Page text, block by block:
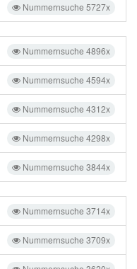
Nummernsuche 5727x
Nummernsuche 4896x
Nummernsuche 4594x
Nummernsuche 4312x
Nummernsuche 4298x
Nummernsuche 3844x
Nummernsuche 3714x
Nummernsuche 3709x